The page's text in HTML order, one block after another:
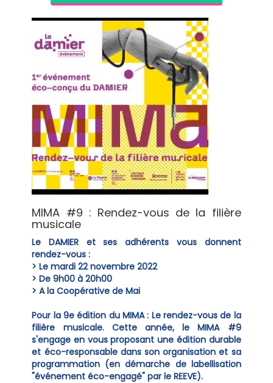
MIMA #9 : Rendez-vous de la filière
musicale
Le DAMIER et ses adhérents vous donnent
rendez-vous :
> Le mardi 22 novembre 2022
> De 9h00 à 20h00
> A la Coopérative de Mai
Pour la 9e édition du MIMA : Le rendez-vous de la
filière musicale. Cette année, le MIMA #9
s'engage en vous proposant une édition durable
et éco-responsable dans son organisation et sa
programmation (en démarche de labellisation
"événement éco-engagé" par le REEVE).